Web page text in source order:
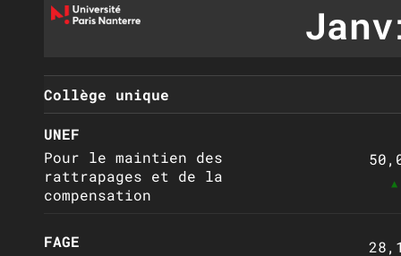
Collège unique
UNEF
Pour le maintien des
rattrapages et de la
compensation
FAGE